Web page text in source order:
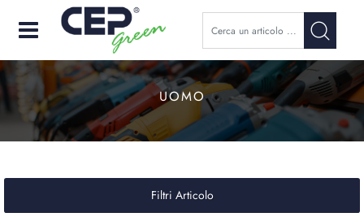
Open
UOMO
Filtri Articolo